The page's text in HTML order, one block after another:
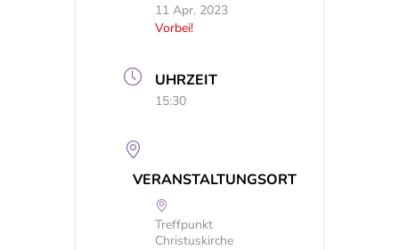
11 Apr. 2023
Vorbei!
UHRZEIT
15:30
VERANSTALTUNGSORT
Treffpunkt
Christuskirche